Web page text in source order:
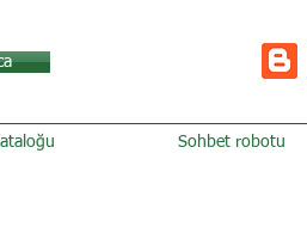
Sohbet robotu